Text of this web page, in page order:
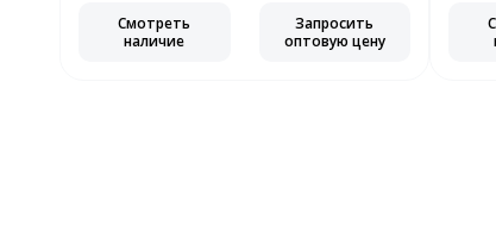
Смотреть
наличие
Запросить
оптовую цену